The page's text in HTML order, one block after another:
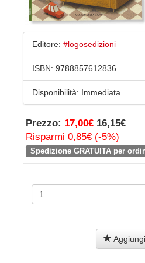
Editore: #logosedizioni
ISBN: 9788857612836
Disponibilità: Immediata
Prezzo: 17,00€ 16,15€
Risparmi 0,85€ (-5%)
Spedizione GRATUITA per